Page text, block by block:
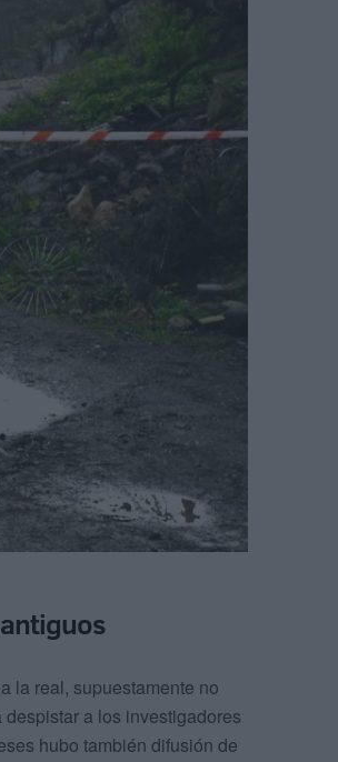
la real, supuestamente no
a los investigadores
hubo también difusión de